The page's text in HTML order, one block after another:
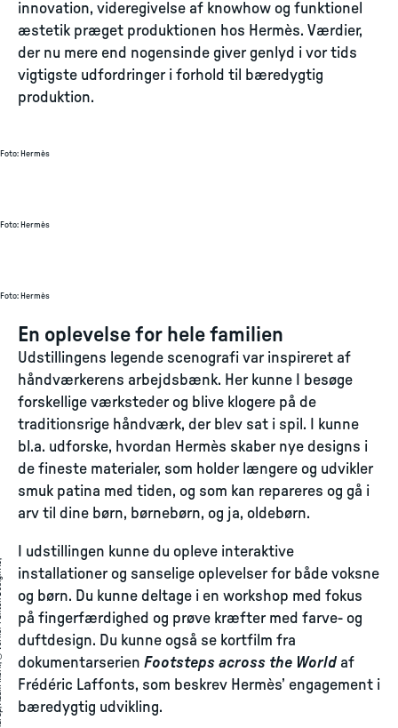
innovation, videregivelse af knowhow og funktionel
æstetik præget produktionen hos Hermès. Værdier,
der nu mere end nogensinde giver genlyd i vor tids
vigtigste udfordringer i forhold til bæredygtig
produktion.
Foto: Hermès
Foto: Hermès
Foto: Hermès
En oplevelse for hele familien
Udstillingens legende scenografi var inspireret af
håndværkerens arbejdsbænk. Her kunne I besøge
forskellige værksteder og blive klogere på de
traditionsrige håndværk, der blev sat i spil. I kunne
bl.a. udforske, hvordan Hermès skaber nye designs i
de fineste materialer, som holder længere og udvikler
smuk patina med tiden, og som kan repareres og gå i
arv til dine børn, børnebørn, og ja, oldebørn.
I udstillingen kunne du opleve interaktive
installationer og sanselige oplevelser for både voksne
og børn. Du kunne deltage i en workshop med fokus
på fingerfærdighed og prøve kræfter med farve- og
duftdesign. Du kunne også se kortfilm fra
dokumentarserien Footsteps across the World af
Frédéric Laffonts, som beskrev Hermès’ engagement i
bæredygtig udvikling.